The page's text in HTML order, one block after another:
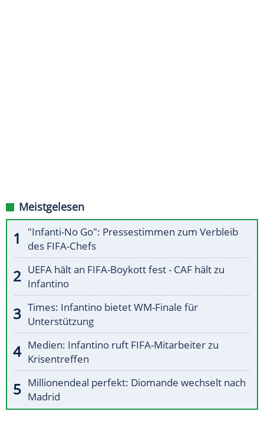
Meistgelesen
"Infanti-No Go": Pressestimmen zum Verbleib
des FIFA-Chefs
UEFA hält an FIFA-Boykott fest - CAF hält zu
Infantino
Times: Infantino bietet WM-Finale für
Unterstützung
Medien: Infantino ruft FIFA-Mitarbeiter zu
Krisentreffen
Millionendeal perfekt: Diomande wechselt nach
Madrid